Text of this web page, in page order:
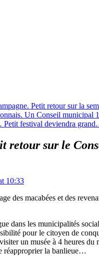
Petit retour sur la
Un Conseil municipal
Petit festival deviendra
retour sur le
10:33
des macabées et des
dans les municipalités
pour le citoyen de
un musée à 4 heures
réapproprier la banlieue…